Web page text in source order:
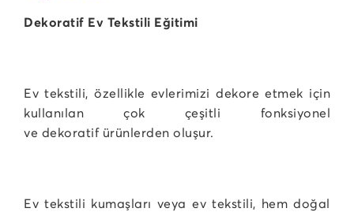
Dekoratif Ev Tekstili Eğitimi
Ev tekstili, özellikle evlerimizi dekore etmek için
kullanılan çok çeşitli fonksiyonel
ve dekoratif ürünlerden oluşur.
Ev tekstili kumaşları veya ev tekstili, hem doğal